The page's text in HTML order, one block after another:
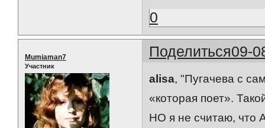
0
Поделиться09-
Mumiaman7
Участник
alisa, "Пугачева с
«которая поет».
НО я не считаю, что